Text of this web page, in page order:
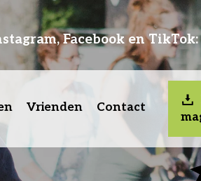
Facebook en TikTok:
Vrienden Contact